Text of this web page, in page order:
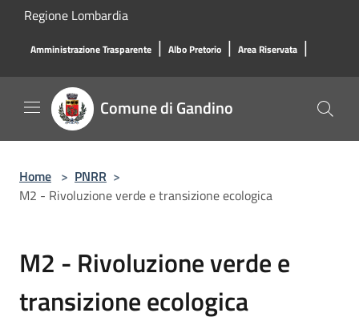
Salta al contenuto principale
Regione Lombardia
Amministrazione Trasparente | Albo Pretorio | Area Riservata |
Comune di Gandino
Home > PNRR >
M2 - Rivoluzione verde e transizione ecologica
M2 - Rivoluzione verde e
transizione ecologica